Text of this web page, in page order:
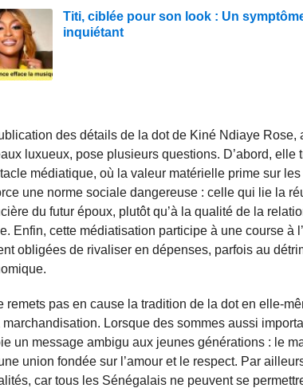
Titi, ciblée pour son look : Un
inquiétant
des détails de la dot de Kiné Ndiaye Rose,
luxueux, pose plusieurs questions. D’abord, elle
médiatique, où la valeur matérielle prime sur
une norme sociale dangereuse : celle qui lie la
du futur époux, plutôt qu’à la qualité de la
Enfin, cette médiatisation participe à une course à
obligées de rivaliser en dépenses, parfois au
remets pas en cause la tradition de la dot en elle-
marchandisation. Lorsque des sommes aussi
un message ambigu aux jeunes générations : le
union fondée sur l’amour et le respect. Par
car tous les Sénégalais ne peuvent se